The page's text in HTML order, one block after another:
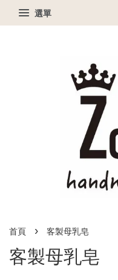
選單
首頁 › 客製母乳皂
客製母乳皂